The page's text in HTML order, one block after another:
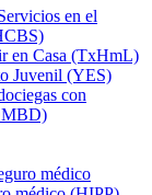
en el
en Casa (TxHmL)
Juvenil (YES)
con
médico